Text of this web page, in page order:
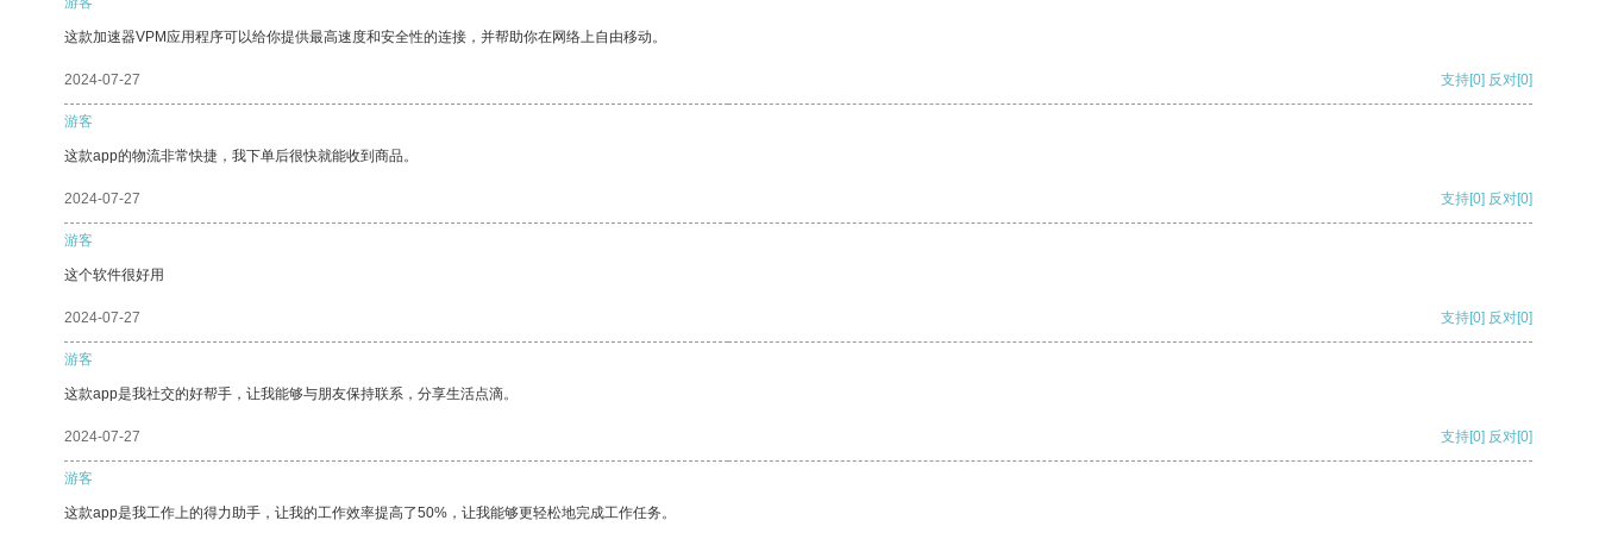
这款加速器VPM应用程序可以给你提供最高速度和安全性的连接，并帮助你在网络上自由移动。
2024-07-27 支持[0] 反对[0]
游客
这款app的物流非常快捷，我下单后很快就能收到商品。
2024-07-27 支持[0] 反对[0]
游客
这个软件很好用
2024-07-27 支持[0] 反对[0]
游客
这款app是我社交的好帮手，让我能够与朋友保持联系，分享生活点滴。
2024-07-27 支持[0] 反对[0]
游客
这款app是我工作上的得力助手，让我的工作效率提高了50%，让我能够更轻松地完成工作任务。